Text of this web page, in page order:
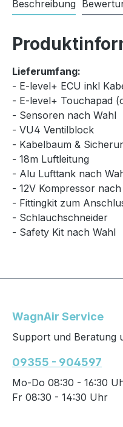
Beschreibung
Lieferumfang:
- E-level+ ECU inkl
- E-level+ Touchapad
- Sensoren nach Wahl
- VU4 Ventilblock
- Kabelbaum &
- 18m Luftleitung
- Alu Lufttank nach
- 12V Kompressor
- Fittingkit zum
- Schlauchschneider
- Safety Kit nach Wahl
WagnAir Service
Support und Beratung
09355 - 904597
Mo-Do 08:30 - 16:30
Fr 08:30 - 14:30 Uhr